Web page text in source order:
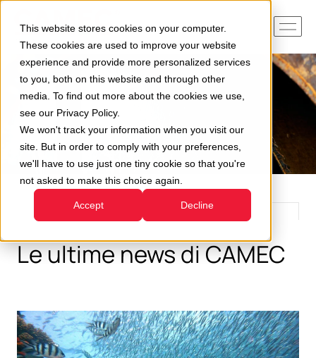
This website stores cookies on your computer.
These cookies are used to improve your website
experience and provide more personalized services
to you, both on this website and through other
media. To find out more about the cookies we use,
see our Privacy Policy.
We won't track your information when you visit our
site. But in order to comply with your preferences,
we'll have to use just one tiny cookie so that you're
not asked to make this choice again.
Accept Decline
Le ultime news di CAMEC